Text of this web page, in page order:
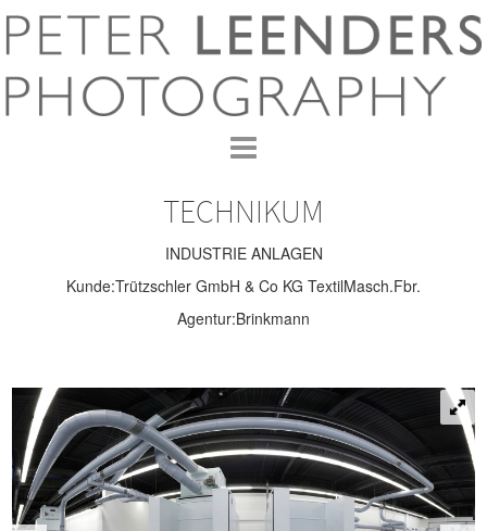
TECHNIKUM
INDUSTRIE ANLAGEN
Kunde:Trützschler GmbH & Co KG TextilMasch.Fbr.
Agentur:Brinkmann